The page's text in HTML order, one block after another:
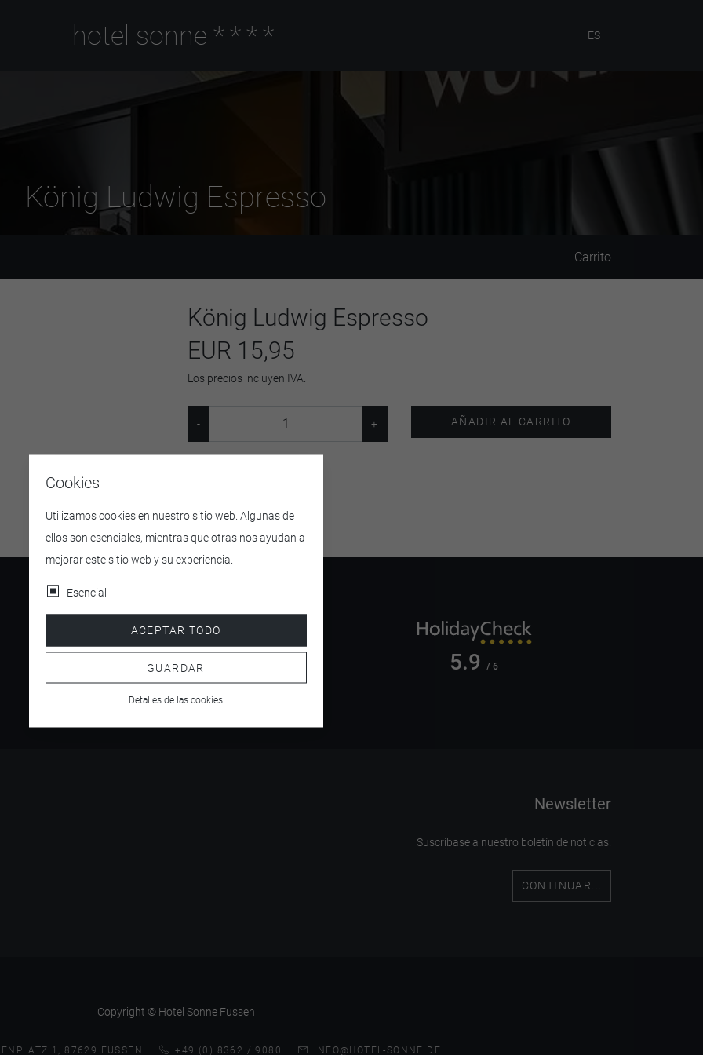
hotel sonne **** ES
König Ludwig Espresso
Carrito
König Ludwig Espresso
EUR 15,95
Los precios incluyen IVA.
AÑADIR AL CARRITO
4.5/ 5 5.9 / 6
Newsletter
Suscríbase a nuestro boletín de noticias.
CONTINUAR...
Copyright © Hotel Sonne Fussen
1, 87629 FUSSEN +49 (0) 8362 / 9080 INFO@HOTEL-SONNE.DE
Cookies
Utilizamos cookies en nuestro sitio web. Algunas de
ellos son esenciales, mientras que otras nos ayudan a
mejorar este sitio web y su experiencia.
Esencial
ACEPTAR TODO
GUARDAR
Detalles de las cookies